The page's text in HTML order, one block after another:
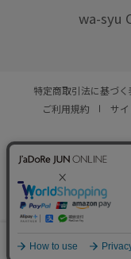
0
wa-syu
特定商取引法に基づく
ご利用規約
サ
© JUN